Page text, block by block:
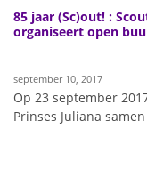
85 jaar (Sc)out! :
organiseert open
september 10, 2017
Op 23 september
Prinses Juliana